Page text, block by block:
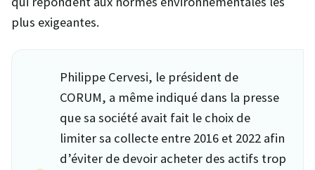
plus exigeantes.
Philippe Cervesi, le président de
CORUM, a même indiqué dans la presse
que sa société avait fait le choix de
limiter sa collecte entre 2016 et 2022 afin
d’éviter de devoir acheter des actifs trop